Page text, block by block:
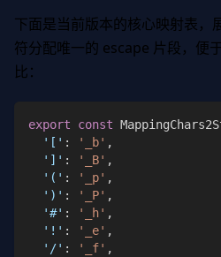
下面是当前版本的核心映射表，
符分配唯一的 escape 片段，便
比：
export const
'[' : '_b' ,
']' : '_B' ,
'(' : '_p' ,
')' : '_P' ,
'#' : '_h' ,
'!' : '_e' ,
'/' : '_f' ,